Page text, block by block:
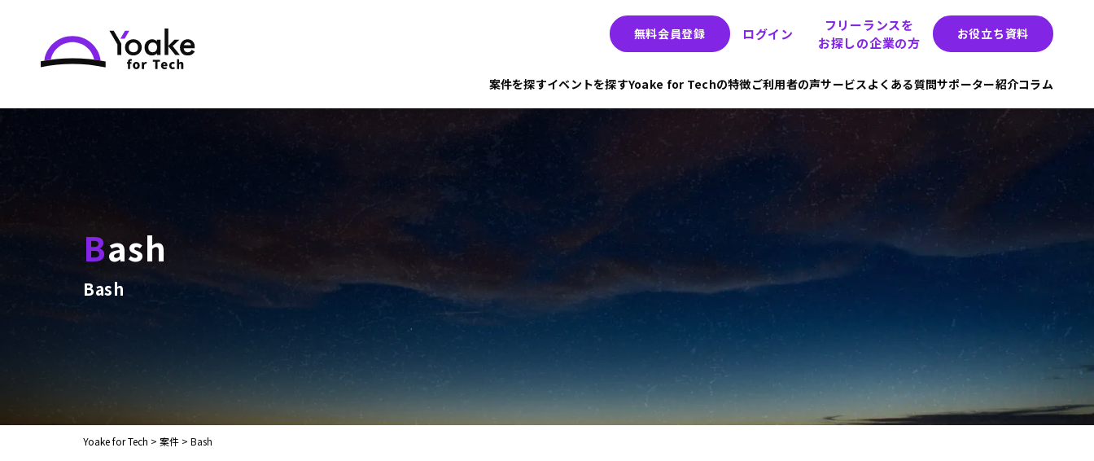
無料会員登録 ログイン
フリーランスを
お探しの企業の方
お役立ち資料
案件を探すイベントを探すYoake for Techの特徴ご利用者の声サービスよくある質問サポーター紹介コラム
Bash
Bash
Yoake for Tech > 案件 > Bash